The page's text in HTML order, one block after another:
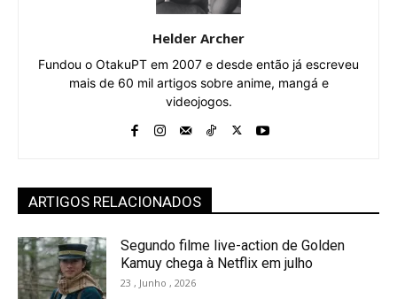
Helder Archer
Fundou o OtakuPT em 2007 e desde então já escreveu
mais de 60 mil artigos sobre anime, mangá e
videojogos.
ARTIGOS RELACIONADOS
Segundo filme live-action de Golden
Kamuy chega à Netflix em julho
23 , Junho , 2026